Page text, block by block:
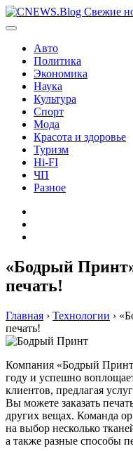
Перейти
к
Авто
Политика
Экономика
Наука
Культура
Спорт
Мода
Красота и здоровье
Туризм
Hi-FI
ЧП
Разное
«Бодрый
печать!
Главная › Технологии ›
печать!
Компания «Бодрый
году и успешно
клиентов, предлагая
Вы можете заказать
других вещах. Команда
на выбор несколько
а также разные способы